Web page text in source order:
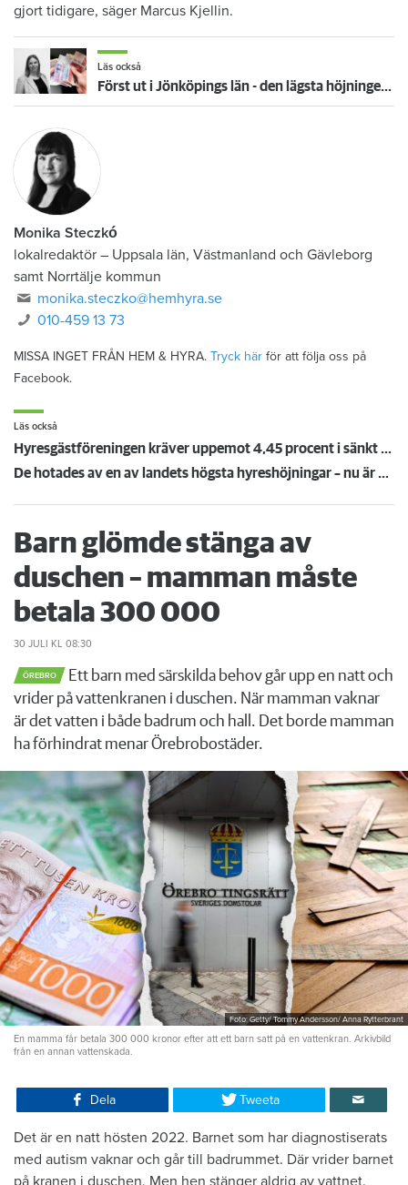
gjort tidigare, säger Marcus Kjellin.
Läs också
Först ut i Jönköpings län - den lägsta höjningen på flera år: "Vi är på väg neråt nu"
Monika Steczkó
lokalredaktör – Uppsala län, Västmanland och Gävleborg
samt Norrtälje kommun
monika.steczko@hemhyra.se
010-459 13 73
MISSA INGET FRÅN HEM & HYRA. Tryck här för att följa oss på
Facebook.
Läs också
Hyresgästföreningen kräver uppemot 4,45 procent i sänkt hyra: "Gränsen är nådd"
De hotades av en av landets högsta hyreshöjningar – nu är hyrorna klara
Barn glömde stänga av
duschen – mamman måste
betala 300 000
30 JULI KL 08:30
ÖREBRO
Ett barn med särskilda behov går upp en natt och
vrider på vattenkranen i duschen. När mamman vaknar
är det vatten i både badrum och hall. Det borde mamman
ha förhindrat menar Örebrobostäder.
Foto: Getty/ Tommy Andersson/ Anna Rytterbrant
En mamma får betala 300 000 kronor efter att ett barn satt på en vattenkran. Arkivbild
från en annan vattenskada.
Dela Tweeta
Det är en natt hösten 2022. Barnet som har diagnostiserats
med autism vaknar och går till badrummet. Där vrider barnet